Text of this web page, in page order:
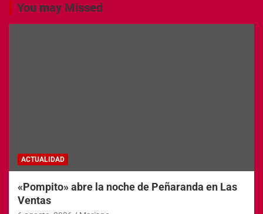
You may Missed
ACTUALIDAD
«Pompito» abre la noche de Peñaranda en Las
Ventas